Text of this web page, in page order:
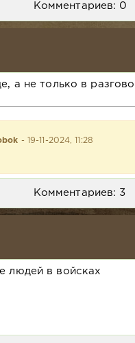
Комментариев: 0
а не только в
- 19-11-2024, 11:28
Комментариев: 3
людей в войсках